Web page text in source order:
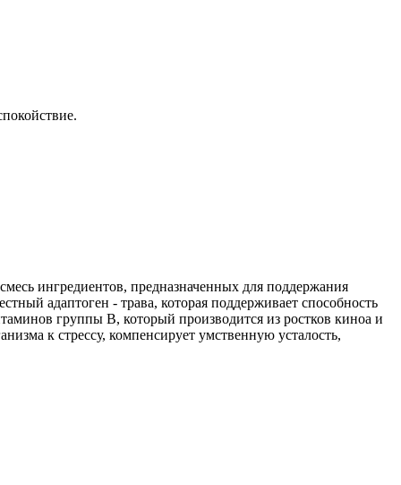
ингредиентов, предназначенных для поддержания
адаптоген - трава, которая поддерживает способность
группы В, который производится из ростков киноа и
к стрессу, компенсирует умственную усталость,